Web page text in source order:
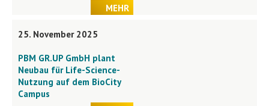
MEHR
25. November 2025
PBM GR.UP GmbH plant
Neubau für Life-Science-
Nutzung auf dem BioCity
Campus